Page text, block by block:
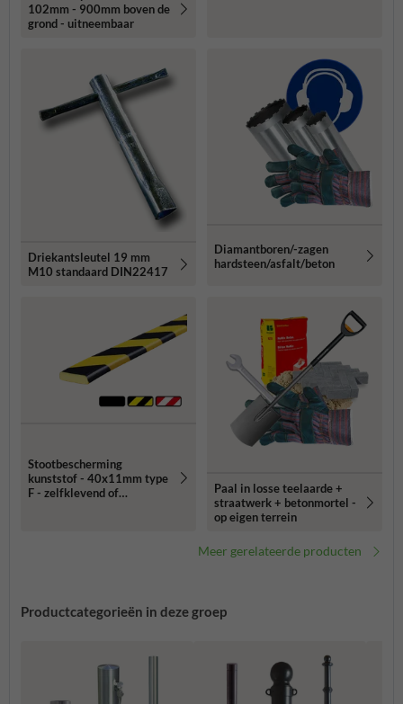
102mm - 900mm boven de
grond - uitneembaar
Driekantsleutel 19 mm
M10 standaard DIN22417
Diamantboren/-zagen
hardsteen/asfalt/beton
Stootbescherming
kunststof - 40x11mm type
F - zelfklevend of
Paal in losse teelaarde +
straatwerk + betonmortel -
op eigen terrein
Meer gerelateerde producten
Productcategorieën in deze groep